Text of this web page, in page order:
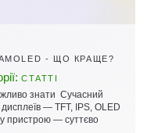
- ЩО КРАЩЕ?
СТАТТІ
знати Сучасний
— TFT, IPS, OLED
пристрою — суттєво